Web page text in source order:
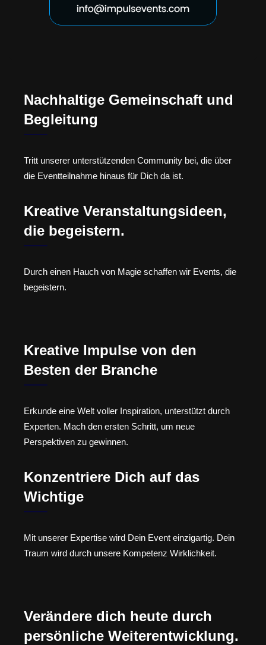
Nachhaltige Gemeinschaft und
Begleitung
Tritt unserer unterstützenden Community bei, die über
die Eventteilnahme hinaus für Dich da ist.
Kreative Veranstaltungsideen,
die begeistern.
Durch einen Hauch von Magie schaffen wir Events, die
begeistern.
Kreative Impulse von den
Besten der Branche
Erkunde eine Welt voller Inspiration, unterstützt durch
Experten. Mach den ersten Schritt, um neue
Perspektiven zu gewinnen.
Konzentriere Dich auf das
Wichtige
Mit unserer Expertise wird Dein Event einzigartig. Dein
Traum wird durch unsere Kompetenz Wirklichkeit.
Verändere dich heute durch
persönliche Weiterentwicklung.